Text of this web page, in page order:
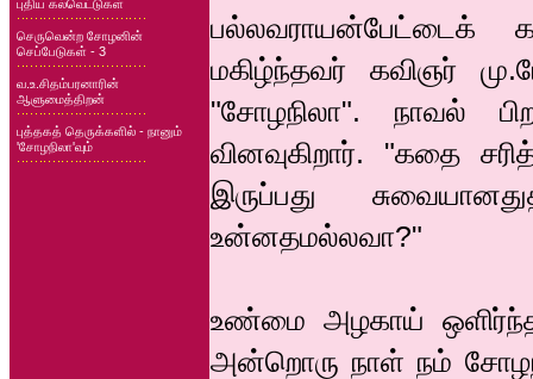
புதிய கல்வெட்டுகள்
செருவென்ற சோழனின்
செப்பேடுகள் - 3
வ.உ.சிதம்பரனாரின்
ஆளுமைத்திறன்
புத்தகத் தெருக்களில் - நானும்
'சோழநிலா'வும்
பல்லவராயன்பேட்டைக்
மகிழ்ந்தவர் கவிஞர்
"சோழநிலா". நாவல்
வினவுகிறார். "கதை
இருப்பது
உன்னதமல்லவா?"
உண்மை அழகாய்
அன்றொரு நாள் நம்